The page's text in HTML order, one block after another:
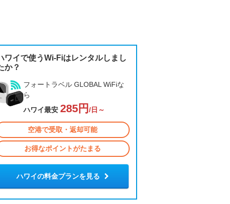
ワイで使うWi-Fiはレンタルしまし
か？
フォートラベル GLOBAL WiFiな
ら
ハワイ最安 285円 /日～
空港で受取・返却可能
お得なポイントがたまる
ハワイの料金プランを見る